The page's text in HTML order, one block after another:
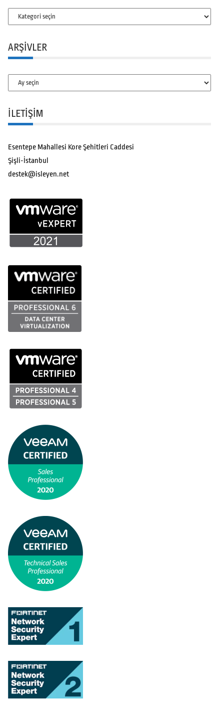
Kategoriler
ARŞIVLER
Arşivler
İLETİŞİM
Esentepe Mahallesi Kore Şehitleri Caddesi
Şişli-İstanbul
destek@isleyen.net